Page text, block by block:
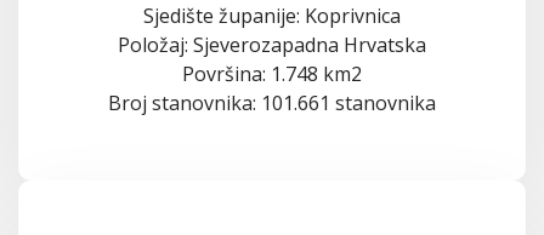
Sjedište županije: Koprivnica
Položaj: Sjeverozapadna Hrvatska
Površina: 1.748 km2
Broj stanovnika: 101.661 stanovnika